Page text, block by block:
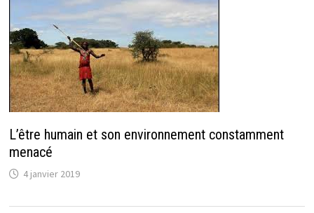
L’être humain et son environnement constamment
menacé
4 janvier 2019